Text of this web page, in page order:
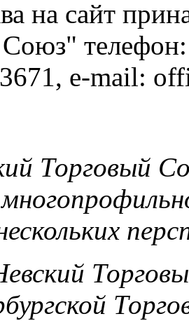
на сайт
e-mail:
Торговый